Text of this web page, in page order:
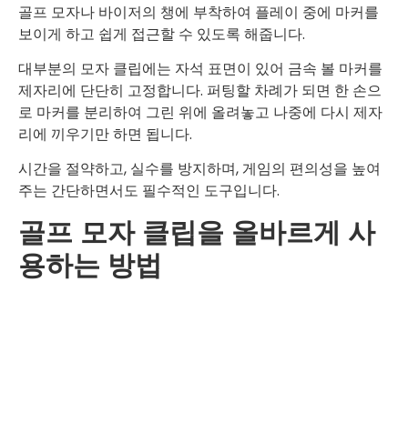
골프 모자나 바이저의 챙에 부착하여 플레이 중에 마커를
보이게 하고 쉽게 접근할 수 있도록 해줍니다.
대부분의 모자 클립에는 자석 표면이 있어 금속 볼 마커를
제자리에 단단히 고정합니다. 퍼팅할 차례가 되면 한 손으
로 마커를 분리하여 그린 위에 올려놓고 나중에 다시 제자
리에 끼우기만 하면 됩니다.
시간을 절약하고, 실수를 방지하며, 게임의 편의성을 높여
주는 간단하면서도 필수적인 도구입니다.
골프 모자 클립을 올바르게 사
용하는 방법